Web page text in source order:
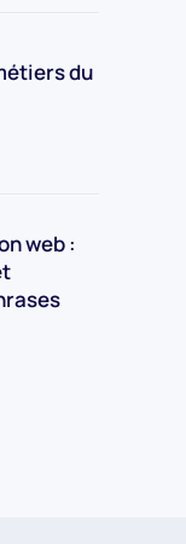
du
web :